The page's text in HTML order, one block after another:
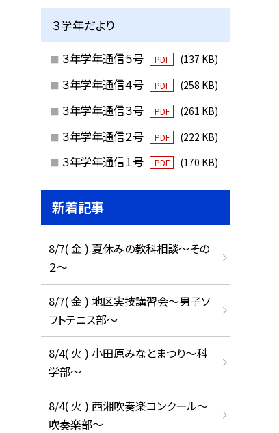
３学年だより
３年学年通信５号 PDF (137 KB)
３年学年通信４号 PDF (258 KB)
３年学年通信３号 PDF (261 KB)
３年学年通信２号 PDF (222 KB)
３年学年通信１号 PDF (170 KB)
新着記事
8/7( 金 ) 夏休みの教科相談～その
２～
8/7( 金 ) 地区実技講習会～男子ソ
フトテニス部～
8/4( 火 ) 小田原みなとまつり～科
学部～
8/4( 火 ) 西湘吹奏楽コンクール～
吹奏楽部～